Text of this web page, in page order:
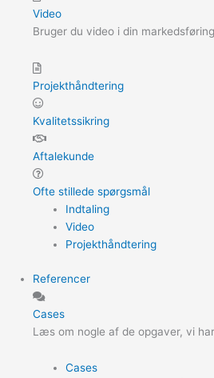
Video
Bruger du video i din
Projekthåndtering
Kvalitetssikring
Aftalekunde
Ofte stillede spørgsmål
Indtaling
Video
Projekthåndtering
Referencer
Cases
Læs om nogle af de opgaver, vi
Cases